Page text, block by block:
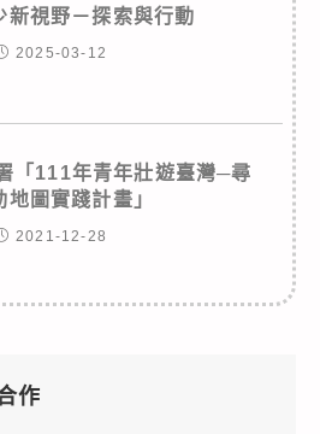
新視野－探索與行動
2025-03-12
「111年青年壯遊臺灣─尋
地圖實踐計畫」
2021-12-28
作